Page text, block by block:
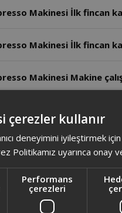
Makinesi İlk fincan
Makinesi İlk fincan
Makinesi Makine
Makinesi Cihaz neden
Makinesi Cihaz
Makinesi Süt köpüğü
Makinesi Süt haznesi
çerezler kullanır
deneyimini iyileştirmek
Politikamız uyarınca onay
Performans
çerezleri